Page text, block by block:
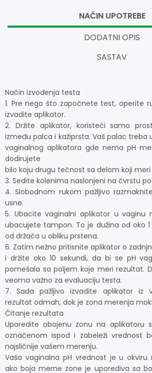
NAČIN UPOTREBE
DODATNI OPIS
SASTAV
Način izvođenja testa
1. Pre nego što započnete test, operite
izvadite aplikator.
2. Držite aplikator, koristeći samo
između palca i kažiprsta. Vaš palac treba
vaginalnog aplikatora gde nema pH
dodirujete
bilo koju drugu tečnost sa delom koji
3. Sedite kolenima naslonjeni na čvrstu
4. Slobodnom rukom pažljivo
usne.
5. Ubacite vaginalni aplikator u vaginu
ubacujete tampon. To je dužina od oko
od držača u obliku prstena.
6. Zatim nežno pritisnite aplikator o
i držite oko 10 sekundi, da bi se pH
pomešala sa poljem koje meri rezultat.
veoma važno za evaluaciju testa.
7. Sada pažljivo izvadite aplikator iz
rezultat odmah, dok je zona merenja
Čitanje rezultata
Uporedite obojenu zonu na aplikatoru
označenom ispod i zabeleži vrednost
najsličnije vašem merenju.
Vaša vaginalna pH vrednost je u okviru
ako boja merne zone je uporediva sa